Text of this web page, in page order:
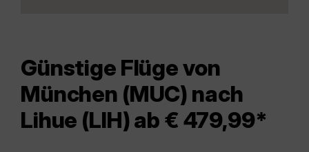
Günstige Flüge von
München (MUC) nach
Lihue (LIH) ab € 479,99*